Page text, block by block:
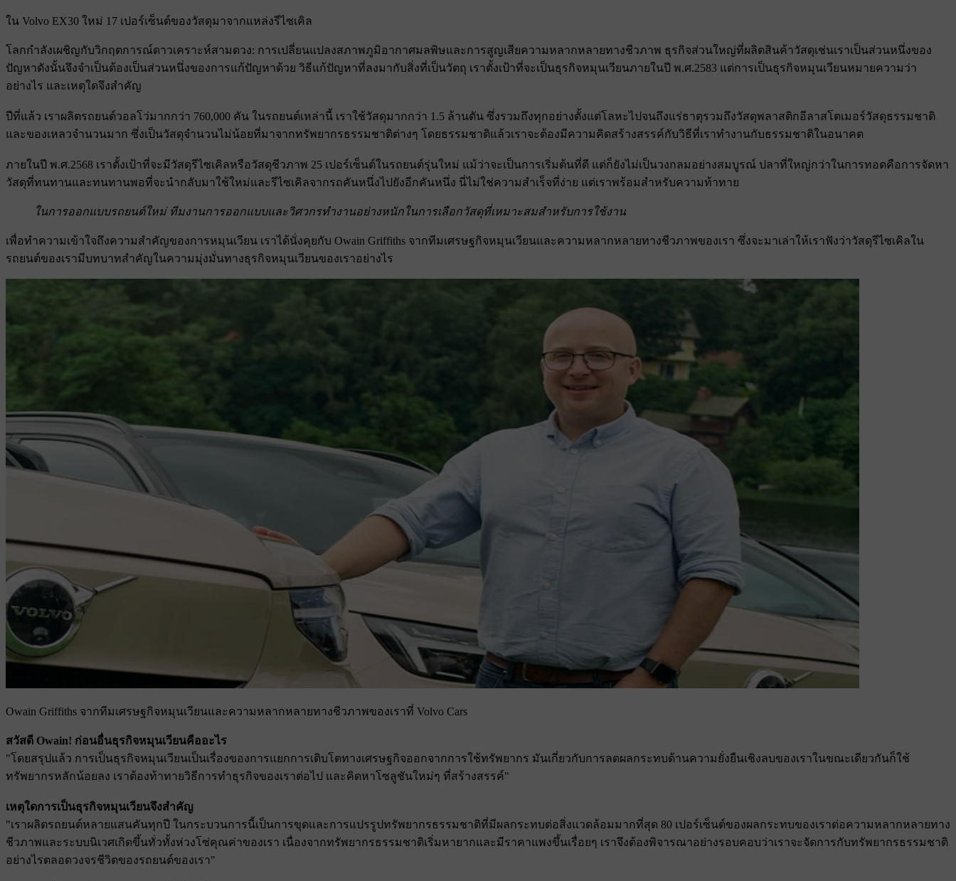
ใน Volvo EX30 ใหม่ 17 เปอร์เซ็นต์ของวัสดุมาจากแหล่งรีไซเคิล
โลกกําลังเผชิญกับวิกฤตการณ์ดาวเคราะห์สามดวง: การเปลี่ยนแปลงสภาพภูมิอากาศมลพิษและการสูญเสียความหลากหลายทางชีวภาพ ธุรกิจส่วนใหญ่ที่ผลิตสินค้าวัสดุเช่นเราเป็นส่วนหนึ่งของ
ปัญหาดังนั้นจึงจําเป็นต้องเป็นส่วนหนึ่งของการแก้ปัญหาด้วย วิธีแก้ปัญหาที่ลงมากับสิ่งที่เป็นวัตถุ เราตั้งเป้าที่จะเป็นธุรกิจหมุนเวียนภายในปี พ.ศ.2583 แต่การเป็นธุรกิจหมุนเวียนหมายความว่า
อย่างไร และเหตุใดจึงสําคัญ
ปีที่แล้ว เราผลิตรถยนต์วอลโว่มากกว่า 760,000 คัน ในรถยนต์เหล่านี้ เราใช้วัสดุมากกว่า 1.5 ล้านตัน ซึ่งรวมถึงทุกอย่างตั้งแต่โลหะไปจนถึงแร่ธาตุรวมถึงวัสดุพลาสติกอีลาสโตเมอร์วัสดุธรรมชาติ
และของเหลวจํานวนมาก ซึ่งเป็นวัสดุจํานวนไม่น้อยที่มาจากทรัพยากรธรรมชาติต่างๆ โดยธรรมชาติแล้วเราจะต้องมีความคิดสร้างสรรค์กับวิธีที่เราทํางานกับธรรมชาติในอนาคต
ภายในปี พ.ศ.2568 เราตั้งเป้าที่จะมีวัสดุรีไซเคิลหรือวัสดุชีวภาพ 25 เปอร์เซ็นต์ในรถยนต์รุ่นใหม่ แม้ว่าจะเป็นการเริ่มต้นที่ดี แต่ก็ยังไม่เป็นวงกลมอย่างสมบูรณ์ ปลาที่ใหญ่กว่าในการทอดคือการจัดหา
วัสดุที่ทนทานและทนทานพอที่จะนํากลับมาใช้ใหม่และรีไซเคิลจากรถคันหนึ่งไปยังอีกคันหนึ่ง นี่ไม่ใช่ความสําเร็จที่ง่าย แต่เราพร้อมสําหรับความท้าทาย
ในการออกแบบรถยนต์ใหม่ ทีมงานการออกแบบและวิศวกรทํางานอย่างหนักในการเลือกวัสดุที่เหมาะสมสําหรับการใช้งาน
เพื่อทําความเข้าใจถึงความสําคัญของการหมุนเวียน เราได้นั่งคุยกับ Owain Griffiths จากทีมเศรษฐกิจหมุนเวียนและความหลากหลายทางชีวภาพของเรา ซึ่งจะมาเล่าให้เราฟังว่าวัสดุรีไซเคิลใน
รถยนต์ของเรามีบทบาทสําคัญในความมุ่งมั่นทางธุรกิจหมุนเวียนของเราอย่างไร
Owain Griffiths จากทีมเศรษฐกิจหมุนเวียนและความหลากหลายทางชีวภาพของเราที่ Volvo Cars
สวัสดี Owain! ก่อนอื่นธุรกิจหมุนเวียนคืออะไร
"โดยสรุปแล้ว การเป็นธุรกิจหมุนเวียนเป็นเรื่องของการแยกการเติบโตทางเศรษฐกิจออกจากการใช้ทรัพยากร มันเกี่ยวกับการลดผลกระทบด้านความยั่งยืนเชิงลบของเราในขณะเดียวกันก็ใช้
ทรัพยากรหลักน้อยลง เราต้องท้าทายวิธีการทําธุรกิจของเราต่อไป และคิดหาโซลูชันใหม่ๆ ที่สร้างสรรค์"
เหตุใดการเป็นธุรกิจหมุนเวียนจึงสําคัญ
"เราผลิตรถยนต์หลายแสนคันทุกปี ในกระบวนการนี้เป็นการขุดและการแปรรูปทรัพยากรธรรมชาติที่มีผลกระทบต่อสิ่งแวดล้อมมากที่สุด 80 เปอร์เซ็นต์ของผลกระทบของเราต่อความหลากหลายทาง
ชีวภาพและระบบนิเวศเกิดขึ้นทั่วทั้งห่วงโซ่คุณค่าของเรา เนื่องจากทรัพยากรธรรมชาติเริ่มหายากและมีราคาแพงขึ้นเรื่อยๆ เราจึงต้องพิจารณาอย่างรอบคอบว่าเราจะจัดการกับทรัพยากรธรรมชาติ
อย่างไรตลอดวงจรชีวิตของรถยนต์ของเรา"